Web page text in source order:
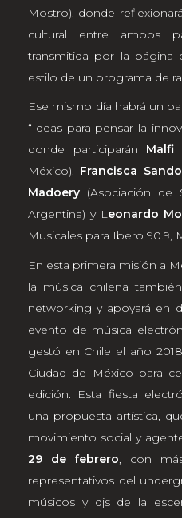
Mostro), donde
cultural entre ambos
transmitida por la página
estilo de un programa de
Ese mismo día habrá un
“Ideas para pensar la
donde participarán Malfi
México), Francisca
Madoery (Asociación de
Argentina) y Leonardo
Musicales para Ibero 90.9,
En esta primera misión a
la música chilena
networking y apoyará en
evento de música
gestó en Chile el año
Ciudad de México para
edición. Esta fiesta
una propuesta artística,
movimiento social y
29 de febrero, con
representativos del
músicos y djs de la